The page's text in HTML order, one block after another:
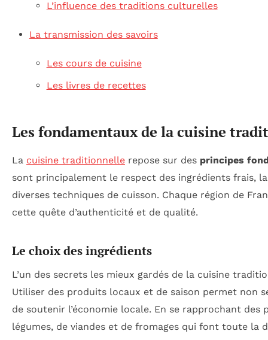
L’influence des traditions culturelles
La transmission des savoirs
Les cours de cuisine
Les livres de recettes
Les fondamentaux de la cuisine
La cuisine traditionnelle repose sur des principes
sont principalement le respect des ingrédients frais,
diverses techniques de cuisson. Chaque région de
cette quête d’authenticité et de qualité.
Le choix des ingrédients
L’un des secrets les mieux gardés de la cuisine
Utiliser des produits locaux et de saison permet non
de soutenir l’économie locale. En se rapprochant
légumes, de viandes et de fromages qui font toute la